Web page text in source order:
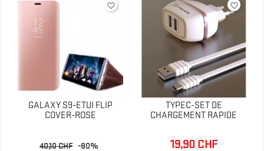
GALAXY S9-ETUI FLIP
COVER-ROSE
Prix
40,10 CHF -80%
favorite_border
TYPEC-SET DE
CHARGEMENT RAPIDE
Prix
19,90 CHF
favorite_border